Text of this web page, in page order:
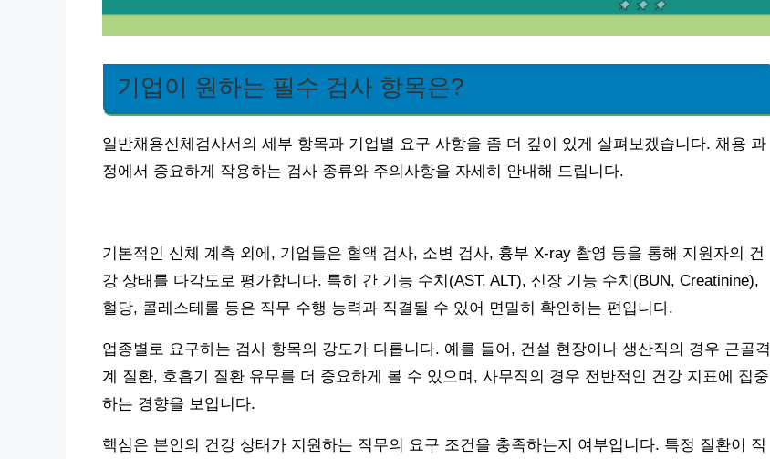
기업이 원하는 필수 검사 항목은?
일반채용신체검사서의 세부 항목과 기업별 요구 사항을 좀 더 깊이 있게 살펴보겠습니다. 채용 과
정에서 중요하게 작용하는 검사 종류와 주의사항을 자세히 안내해 드립니다.
기본적인 신체 계측 외에, 기업들은 혈액 검사, 소변 검사, 흉부 X-ray 촬영 등을 통해 지원자의 건
강 상태를 다각도로 평가합니다. 특히 간 기능 수치(AST, ALT), 신장 기능 수치(BUN, Creatinine),
혈당, 콜레스테롤 등은 직무 수행 능력과 직결될 수 있어 면밀히 확인하는 편입니다.
업종별로 요구하는 검사 항목의 강도가 다릅니다. 예를 들어, 건설 현장이나 생산직의 경우 근골격
계 질환, 호흡기 질환 유무를 더 중요하게 볼 수 있으며, 사무직의 경우 전반적인 건강 지표에 집중
하는 경향을 보입니다.
핵심은 본인의 건강 상태가 지원하는 직무의 요구 조건을 충족하는지 여부입니다. 특정 질환이 직